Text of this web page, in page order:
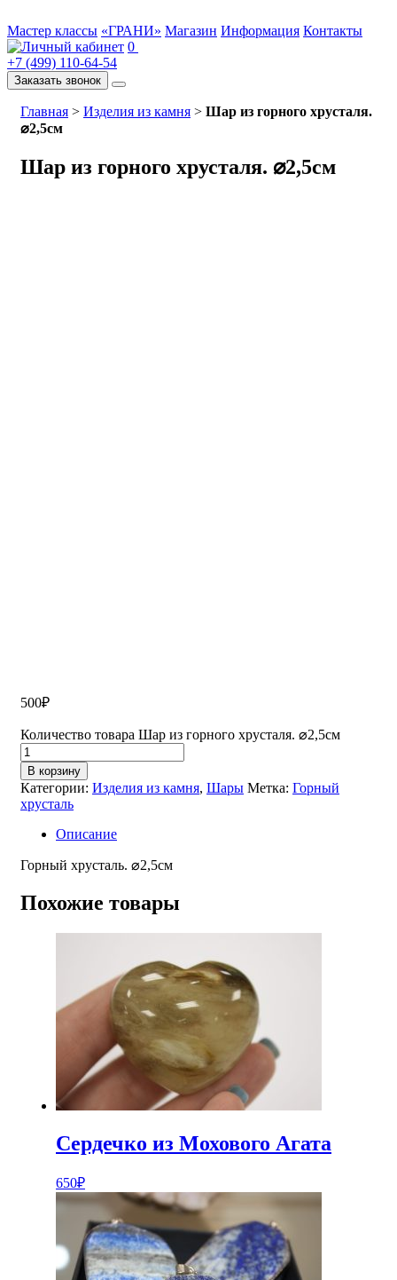
Мастер классы «ГРАНИ» Магазин Информация Контакты
0
+7 (499) 110-64-54
Заказать звонок
Главная > Изделия из камня > Шар из горного хрусталя.
⌀2,5см
Шар из горного хрусталя. ⌀2,5см
500₽
Количество товара Шар из горного хрусталя. ⌀2,5см
В корзину
Категории: Изделия из камня, Шары Метка: Горный
хрусталь
Описание
Горный хрусталь. ⌀2,5см
Похожие товары
Сердечко из Мохового Агата
650₽